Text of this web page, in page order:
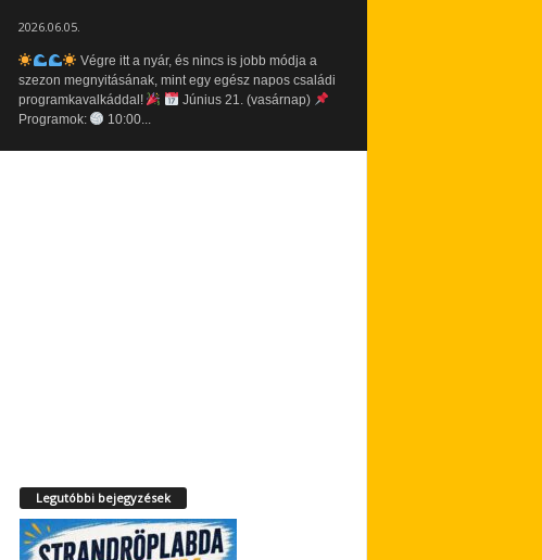
2026.06.05.
Végre itt a nyár, és nincs is jobb módja a
szezon megnyitásának, mint egy egész napos családi
programkavalkáddal!
Június 21. (vasárnap)
Programok:
10:00...
Legutóbbi bejegyzések